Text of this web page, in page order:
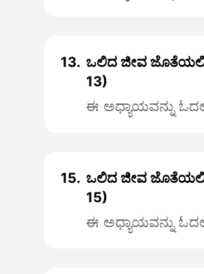
13. ಒಲಿದ ಜೀವ
13)
ಈ ಅಧ್ಯಾಯವನ್ನು
15. ಒಲಿದ ಜೀವ
15)
ಈ ಅಧ್ಯಾಯವನ್ನು